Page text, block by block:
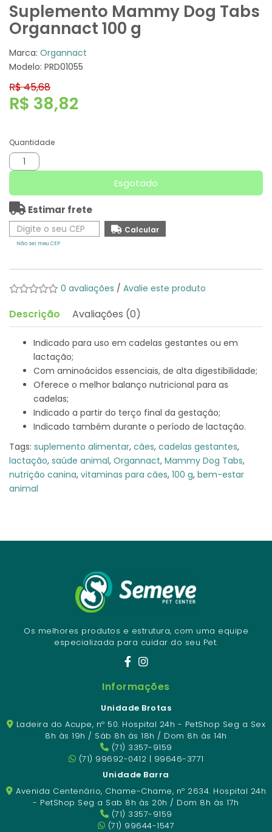
Suplemento Mammy Dog Tabs
Organnact 100 g
Marca: Organnact
Modelo: PRD01055
R$ 45,68
R$ 38,82
Quantidade
Esgotado
Estimar frete
Não sei meu CEP
0 avaliações / Avalie este produto
Descrição Avaliações (0)
Indicado para uso em cadelas gestantes ou em
lactação;
Com aminoácidos essenciais, de alta digestibilidade;
Oferece o melhor balanço nutricional para as
cadelas;
Indicado a partir do terço final da gestação;
Indicado também durante o período de lactação.
Tags: suplemento alimentar, cães, cadelas gestantes,
lactação, saúde animal, Organnact, Mammy Dog Tabs,
nutrição canina, vitaminas para cães, 100 g, bem-estar
animal
Os melhores produtos e estrutura, com uma equipe
especializada para cuidar do seu Pet.
Informações
Unidade Brotas
Ladeira do Acupe, nº 50. Hospital 24h - PetShop Seg a Sex
8h às 19h / Sáb 8h às 18h / Dom 8h às 14h
(71) 3357-9159
(71) 99692-0412 | 99646-3771
Unidade Barra
Avenida Centenário, Chame-Chame, nº 2634. Hospital 24h
- PetShop Seg a Sab 8h às 20h / Dom 8h às 17h
(71) 3357-9159
(71) 99644-1547